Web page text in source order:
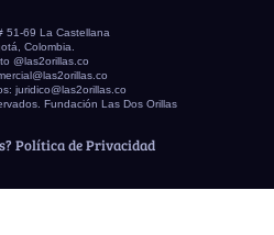
51-69 La Castellana
Colombia.
@las2orillas.co
juridico@las2orillas.co
Fundación Las Dos Orillas
Política de Privacidad